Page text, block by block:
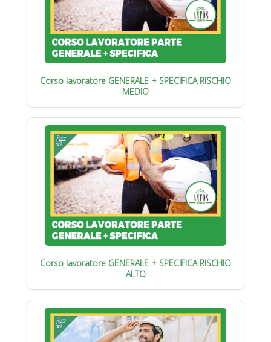
Corso lavoratore GENERALE + SPECIFICA RISCHIO
MEDIO
Corso lavoratore GENERALE + SPECIFICA RISCHIO
ALTO